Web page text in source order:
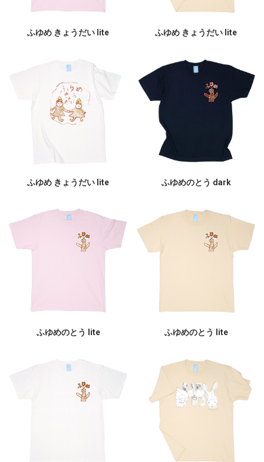
ふゆめ きょうだい lite ふゆめ きょうだい lite
ふゆめ きょうだい lite ふゆめのとう dark
ふゆめのとう lite ふゆめのとう lite